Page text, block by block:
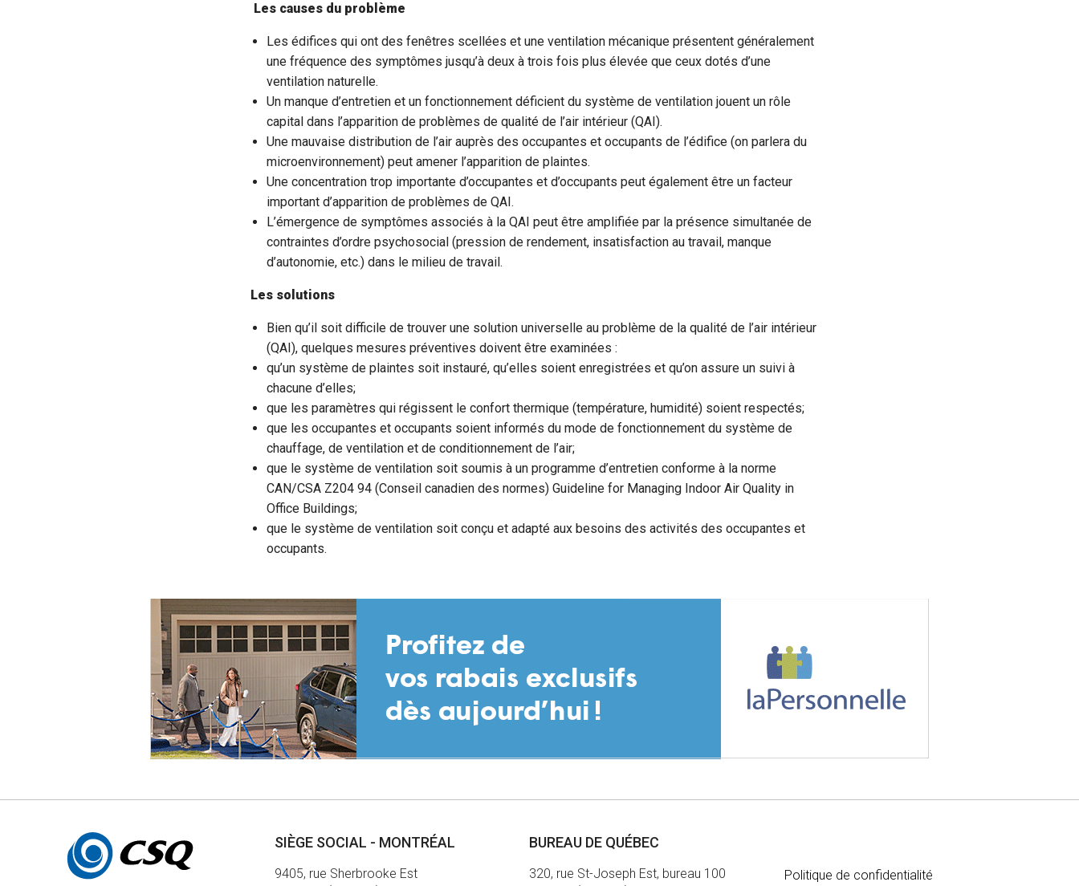
Les causes du problème
Les édifices qui ont des fenêtres scellées et une ventilation mécanique présentent généralement
une fréquence des symptômes jusqu’à deux à trois fois plus élevée que ceux dotés d’une
ventilation naturelle.
Un manque d’entretien et un fonctionnement déficient du système de ventilation jouent un rôle
capital dans l’apparition de problèmes de qualité de l’air intérieur (QAI).
Une mauvaise distribution de l’air auprès des occupantes et occupants de l’édifice (on parlera du
microenvironnement) peut amener l’apparition de plaintes.
Une concentration trop importante d’occupantes et d’occupants peut également être un facteur
important d’apparition de problèmes de QAI.
L’émergence de symptômes associés à la QAI peut être amplifiée par la présence simultanée de
contraintes d’ordre psychosocial (pression de rendement, insatisfaction au travail, manque
d’autonomie, etc.) dans le milieu de travail.
Les solutions
Bien qu’il soit difficile de trouver une solution universelle au problème de la qualité de l’air intérieur
(QAI), quelques mesures préventives doivent être examinées :
qu’un système de plaintes soit instauré, qu’elles soient enregistrées et qu’on assure un suivi à
chacune d’elles;
que les paramètres qui régissent le confort thermique (température, humidité) soient respectés;
que les occupantes et occupants soient informés du mode de fonctionnement du système de
chauffage, de ventilation et de conditionnement de l’air;
que le système de ventilation soit soumis à un programme d’entretien conforme à la norme
CAN/CSA Z204 94 (Conseil canadien des normes) Guideline for Managing Indoor Air Quality in
Office Buildings;
que le système de ventilation soit conçu et adapté aux besoins des activités des occupantes et
occupants.
Autres
informations
SIÈGE SOCIAL - MONTRÉAL
9405, rue Sherbrooke Est
BUREAU DE QUÉBEC
320, rue St-Joseph Est, bureau 100
Politique de confidentialité